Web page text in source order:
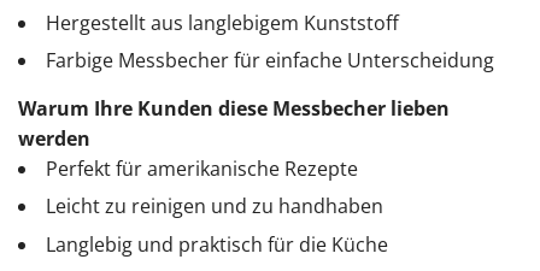
Hergestellt aus langlebigem Kunststoff
Farbige Messbecher für einfache Unterscheidung
Warum Ihre Kunden diese Messbecher lieben
werden
Perfekt für amerikanische Rezepte
Leicht zu reinigen und zu handhaben
Langlebig und praktisch für die Küche